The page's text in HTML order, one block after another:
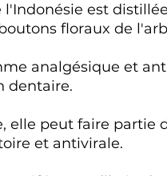
l'Indonésie est
floraux de
analgésique et
dentaire.
elle peut faire partie
et antivirale.